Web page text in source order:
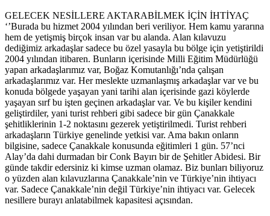
GELECEK NESİLLERE AKTARABİLMEK İÇİN İHTİYAÇ
‘’Burada bu hizmet 2004 yılından beri veriliyor. Hem kamu yararına
hem de yetişmiş birçok insan var bu alanda. Alan kılavuzu
dediğimiz arkadaşlar sadece bu özel yasayla bu bölge için yetiştirildi
2004 yılından itibaren. Bunların içerisinde Milli Eğitim Müdürlüğü
yapan arkadaşlarımız var, Boğaz Komutanlığı’nda çalışan
arkadaşlarımız var. Her meslekte uzmanlaşmış arkadaşlar var ve bu
konuda bölgede yaşayan yani tarihi alan içerisinde gazi köylerde
yaşayan sırf bu işten geçinen arkadaşlar var. Ve bu kişiler kendini
geliştirdiler, yani turist rehberi gibi sadece bir gün Çanakkale
şehitliklerinin 1-2 noktasını gezerek yetiştirilmedi. Turist rehberi
arkadaşların Türkiye genelinde yetkisi var. Ama bakın onların
bilgisine, sadece Çanakkale konusunda eğitimleri 1 gün. 57’nci
Alay’da dahi durmadan bir Conk Bayırı bir de Şehitler Abidesi. Bir
günde takdir edersiniz ki kimse uzman olamaz. Biz bunları biliyoruz
o yüzden alan kılavuzlarına Çanakkale’nin ve Türkiye’nin ihtiyacı
var. Sadece Çanakkale’nin değil Türkiye’nin ihtiyacı var. Gelecek
nesillere burayı anlatabilmek kapasitesi açısından.